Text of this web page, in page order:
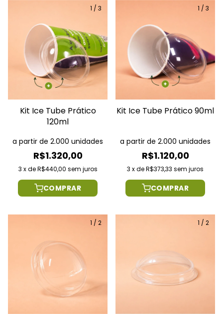
1 / 3
Kit Ice Tube Prático
120ml
R$1.320,00
3 xdeR$440,00 sem juros
a partir de 2.000 unidades
COMPRAR
1 / 3
Kit Ice Tube Prático 90ml
R$1.120,00
3 xdeR$373,33 sem juros
a partir de 2.000 unidades
COMPRAR
1 / 2 1 / 2